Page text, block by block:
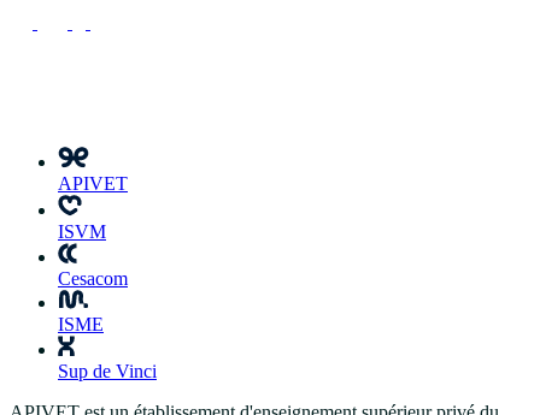
APIVET
ISVM
Cesacom
ISME
Sup de Vinci